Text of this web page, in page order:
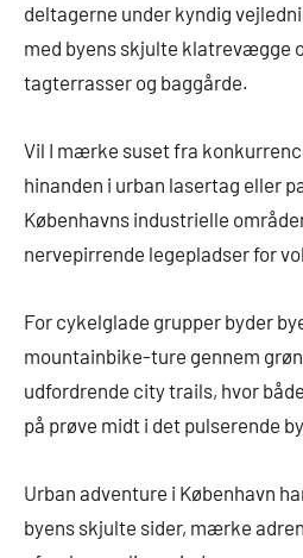
deltagerne under kyndig
med byens skjulte klatrevægge
tagterrasser og baggårde.
Vil I mærke suset fra
hinanden i urban lasertag eller
Københavns industrielle
nervepirrende legepladser for
For cykelglade grupper byder
mountainbike-ture gennem
udfordrende city trails, hvor
på prøve midt i det pulserende
Urban adventure i København
byens skjulte sider, mærke